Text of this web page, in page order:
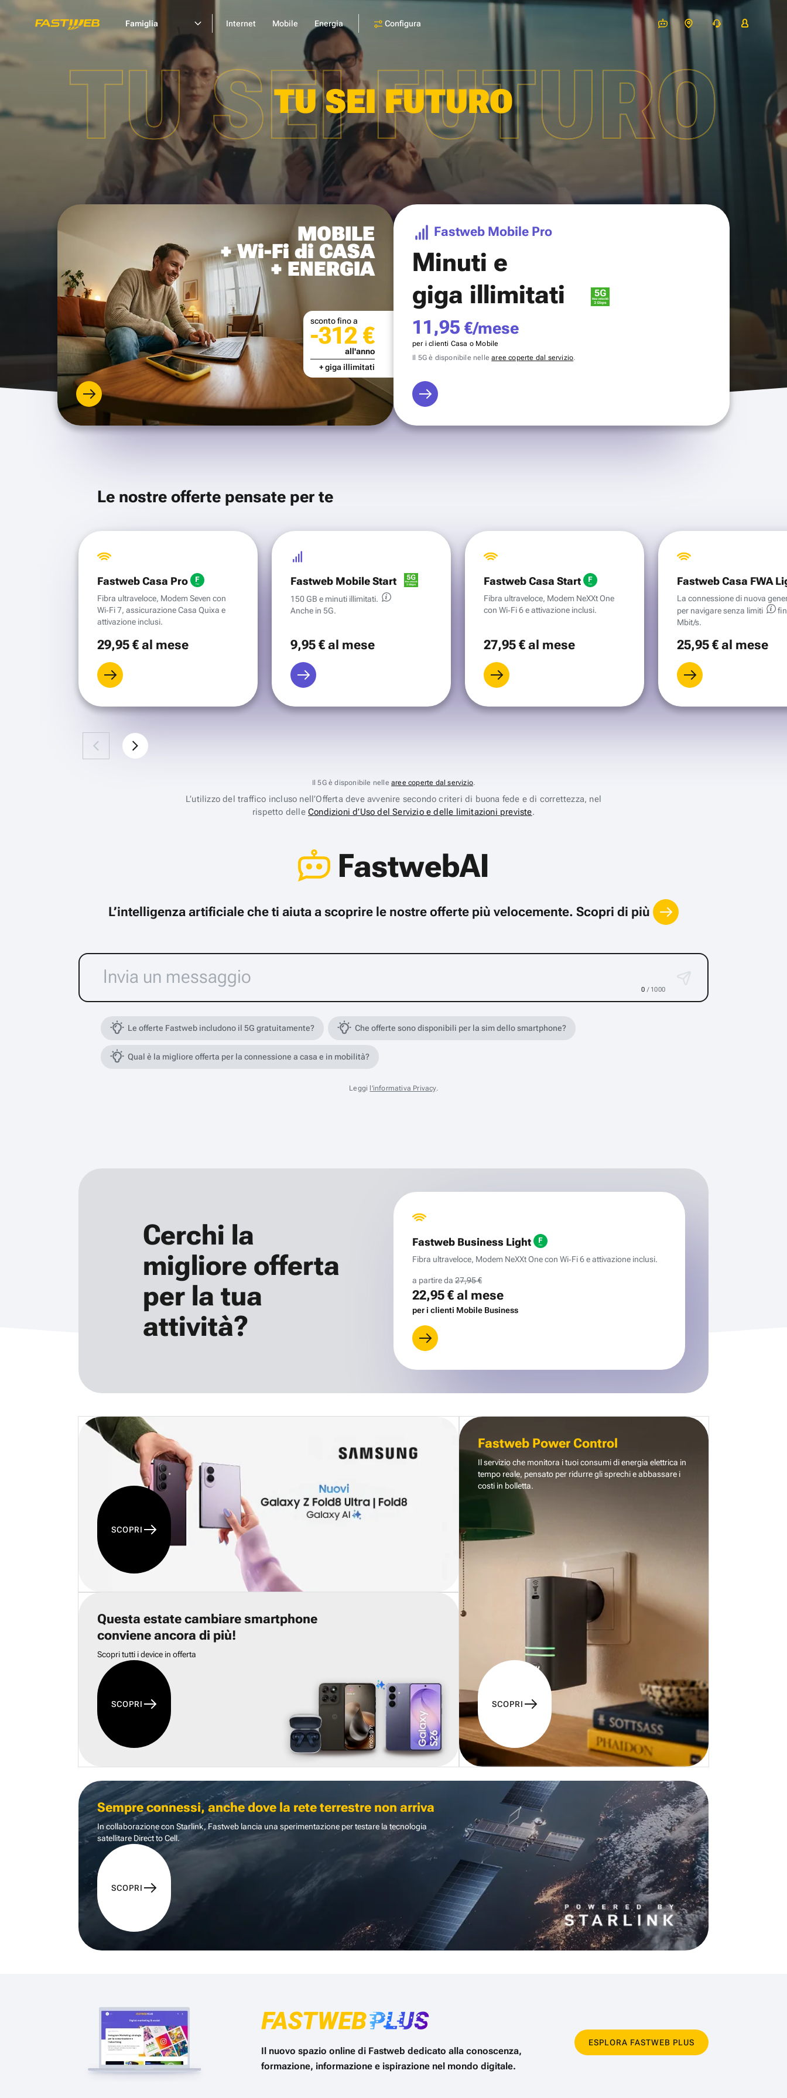
Famiglia Internet Mobile Energia Configura
TU SEI FUTURO
TU SEI FUTURO
MOBILE
+ Wi-Fi di CASA
+ ENERGIA
sconto fino a
-312 €
all'anno
+ giga illimitati
Fastweb Mobile Pro
Minuti e
giga illimitati
11,95 €/mese
per i clienti Casa o Mobile
Il 5G è disponibile nellearee coperte dal servizio.
Le nostre offerte pensate per te
Fastweb Casa Pro
Fibra ultraveloce, Modem Seven con
Wi‑Fi 7, assicurazione Casa Quixa e
attivazione inclusi.
29,95 €al mese
Fastweb Mobile Start
150 GB e minuti illimitati.
Anche in 5G.
9,95 €al mese
Fastweb Casa Start
Fibra ultraveloce, Modem NeXXt One
con Wi‑Fi 6 e attivazione inclusi.
27,95 €al mese
Fastweb Casa FWA
La connessione di nuova
per navigare senza limiti
Mbit/s.
25,95 €al mese
Il 5G è disponibile nelle aree coperte dal servizio.
L’utilizzo del traffico incluso nell’Offerta deve avvenire secondo criteri di buona fede e di correttezza, nel
rispetto delleCondizioni d’Uso del Servizio e delle limitazioni previste.
FastwebAI
L’intelligenza artificiale che ti aiuta a scoprire le nostre offerte più velocemente. Scopri di più
0 / 1000
Le offerte Fastweb includono il 5G gratuitamente? Che offerte sono disponibili per la sim dello smartphone?
Qual è la migliore offerta per la connessione a casa e in mobilità?
Leggi l'informativa Privacy.
Cerchi la
migliore offerta
per la tua
attività?
Fastweb Business Light
Fibra ultraveloce, Modem NeXXt One con Wi‑Fi 6 e attivazione inclusi.
a partire da 27,95 €
22,95 €al mese
per i clienti Mobile Business
SCOPRI
Questa estate cambiare smartphone
conviene ancora di più!
Scopri tutti i device in offerta
SCOPRI
Fastweb Power Control
Il servizio che monitora i tuoi consumi di energia elettrica in
tempo reale, pensato per ridurre gli sprechi e abbassare i
costi in bolletta.
SCOPRI
Sempre connessi, anche dove la rete terrestre non arriva
In collaborazione con Starlink, Fastweb lancia una sperimentazione per testare la tecnologia
satellitare Direct to Cell.
SCOPRI
Il nuovo spazio online di Fastweb dedicato alla conoscenza,
formazione, informazione e ispirazione nel mondo digitale.
ESPLORA FASTWEB PLUS